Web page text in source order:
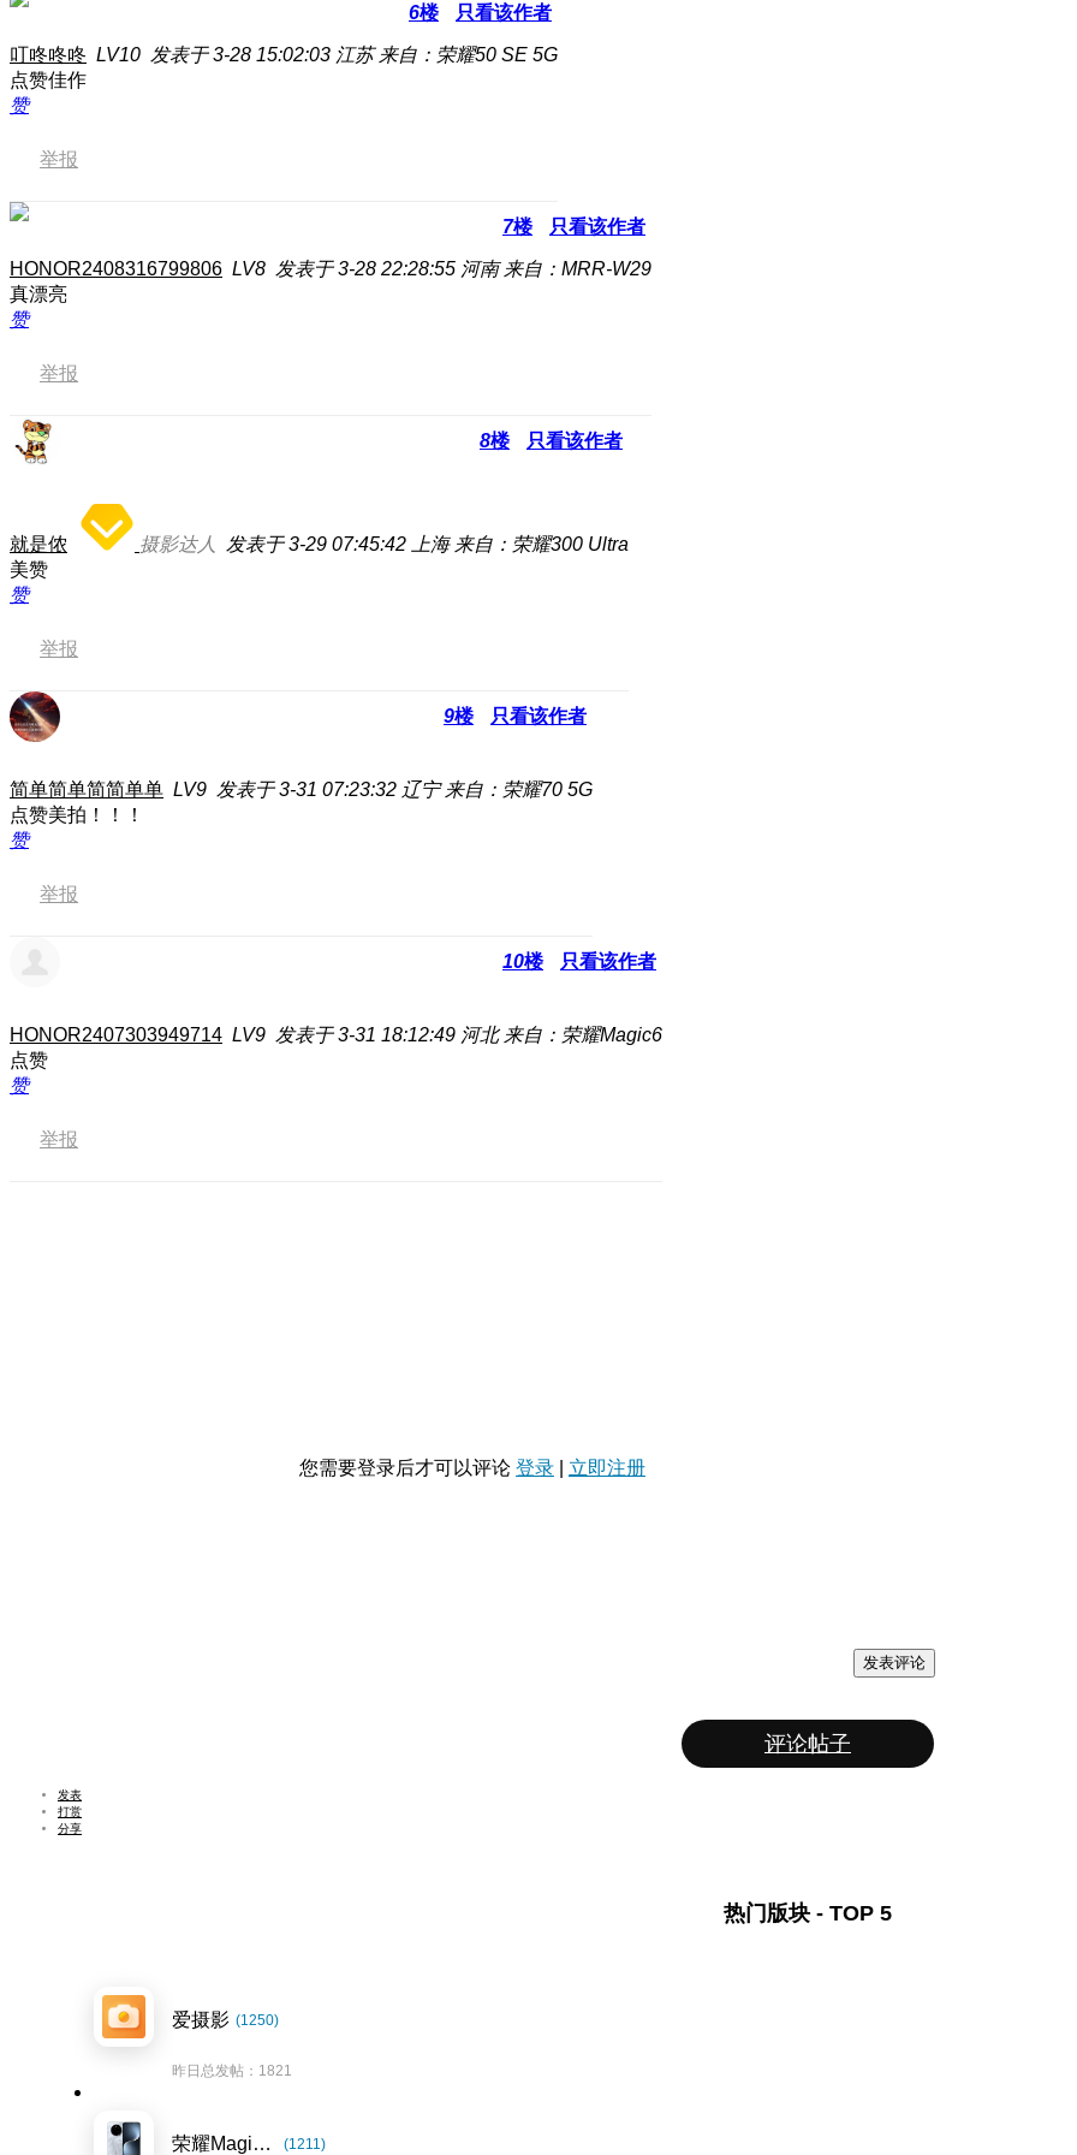
6楼 只看该作者
叮咚咚咚 LV10 发表于 3-28 15:02:03 江苏 来自：荣耀50 SE 5G
点赞佳作
赞
举报
7楼 只看该作者
HONOR2408316799806 LV8 发表于 3-28 22:28:55 河南 来自：MRR-W29
真漂亮
赞
举报
8楼 只看该作者
就是侬 摄影达人 发表于 3-29 07:45:42 上海 来自：荣耀300 Ultra
美赞
赞
举报
9楼 只看该作者
简单简单简简单单 LV9 发表于 3-31 07:23:32 辽宁 来自：荣耀70 5G
点赞美拍！！！
赞
举报
10楼 只看该作者
HONOR2407303949714 LV9 发表于 3-31 18:12:49 河北 来自：荣耀Magic6
点赞
赞
举报
您需要登录后才可以评论 登录 立即注册
发表评论
评论帖子
发表
打赏
分享
热门版块 - TOP 5
爱摄影 (1250)
昨日总发帖：1821
荣耀Magic7系列 (1211)